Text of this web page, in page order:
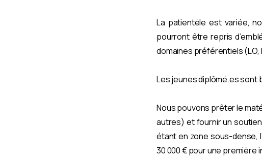
La patientèle est variée,
pourront être repris
domaines préférentiels (LO,
Les jeunes diplômé.es sont
Nous pouvons prêter le
autres) et fournir un soutien
étant en zone sous-dense,
30 000 € pour une première